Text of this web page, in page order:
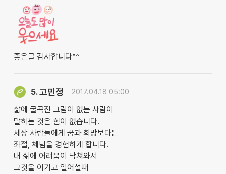
좋은글 감사합니다^^
5.고민정 2017.04.18 05:00
삶에 굴곡진 그림이 없는 사람이
말하는 것은 힘이 없습니다.
세상 사람들에게 꿈과 희망보다는
좌절, 체념을 경험하게 합니다.
내 삶에 어려움이 닥쳐와서
그것을 이기고 일어설때